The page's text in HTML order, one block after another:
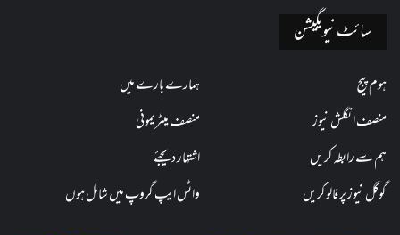
سائٹ نیویگیشن
ہوم پیج
ہمارے بارے میں
منصف انگلش نیوز
منصف میٹریمونی
ہم سے رابطہ کریں
اشتہار دیجئے
گوگل نیوز پر فالو کریں
واٹس ایپ گروپ میں شامل ہوں